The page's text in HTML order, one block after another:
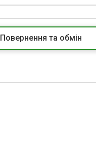
Повернення та обмін